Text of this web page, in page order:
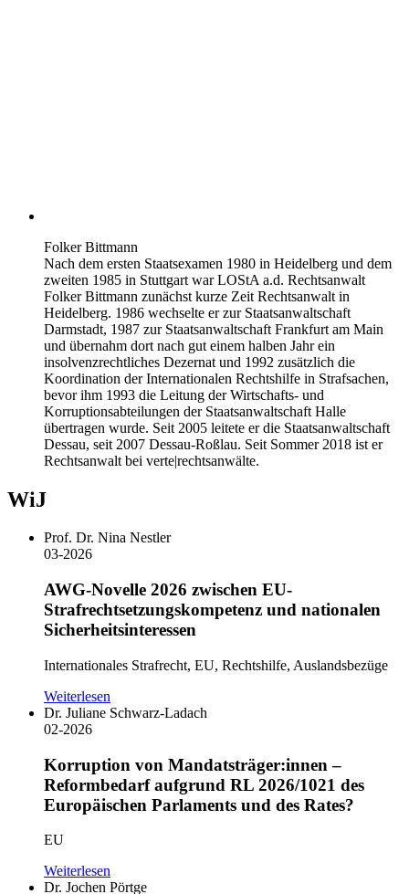
Folker Bittmann
Nach dem ersten Staatsexamen 1980 in Heidelberg und dem
zweiten 1985 in Stuttgart war LOStA a.d. Rechtsanwalt
Folker Bittmann zunächst kurze Zeit Rechtsanwalt in
Heidelberg. 1986 wechselte er zur Staatsanwaltschaft
Darmstadt, 1987 zur Staatsanwaltschaft Frankfurt am Main
und übernahm dort nach gut einem halben Jahr ein
insolvenzrechtliches Dezernat und 1992 zusätzlich die
Koordination der Internationalen Rechtshilfe in Strafsachen,
bevor ihm 1993 die Leitung der Wirtschafts- und
Korruptionsabteilungen der Staatsanwaltschaft Halle
übertragen wurde. Seit 2005 leitete er die Staatsanwaltschaft
Dessau, seit 2007 Dessau-Roßlau. Seit Sommer 2018 ist er
Rechtsanwalt bei verte|rechtsanwälte.
WiJ
Prof. Dr. Nina Nestler
03-2026
AWG-Novelle 2026 zwischen EU-
Strafrechtsetzungskompetenz und nationalen
Sicherheitsinteressen
Internationales Strafrecht, EU, Rechtshilfe, Auslandsbezüge
Weiterlesen
Dr. Juliane Schwarz-Ladach
02-2026
Korruption von Mandatsträger:innen –
Reformbedarf aufgrund RL 2026/1021 des
Europäischen Parlaments und des Rates?
EU
Weiterlesen
Dr. Jochen Pörtge